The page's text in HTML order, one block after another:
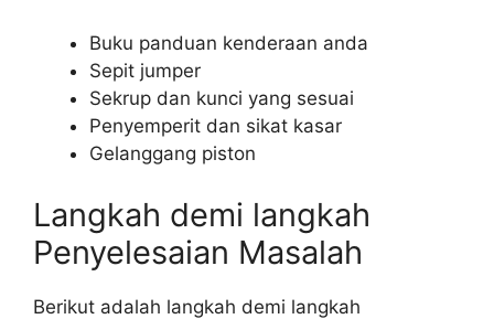
Buku panduan kenderaan anda
Sepit jumper
Sekrup dan kunci yang sesuai
Penyemperit dan sikat kasar
Gelanggang piston
Langkah demi langkah
Penyelesaian Masalah
Berikut adalah langkah demi langkah